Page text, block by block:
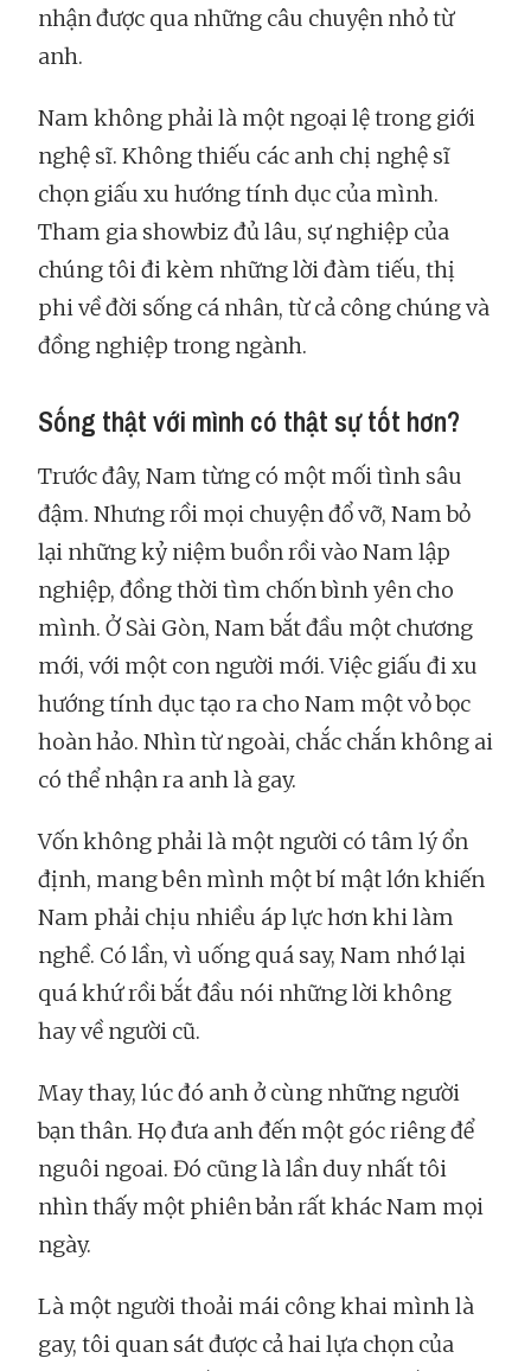
nhận được qua những câu chuyện nhỏ từ
anh.
Nam không phải là một ngoại lệ trong giới
nghệ sĩ. Không thiếu các anh chị nghệ sĩ
chọn giấu xu hướng tính dục của mình.
Tham gia showbiz đủ lâu, sự nghiệp của
chúng tôi đi kèm những lời đàm tiếu, thị
phi về đời sống cá nhân, từ cả công chúng và
đồng nghiệp trong ngành.
Sống thật với mình có thật sự tốt hơn?
Trước đây, Nam từng có một mối tình sâu
đậm. Nhưng rồi mọi chuyện đổ vỡ, Nam bỏ
lại những kỷ niệm buồn rồi vào Nam lập
nghiệp, đồng thời tìm chốn bình yên cho
mình. Ở Sài Gòn, Nam bắt đầu một chương
mới, với một con người mới. Việc giấu đi xu
hướng tính dục tạo ra cho Nam một vỏ bọc
hoàn hảo. Nhìn từ ngoài, chắc chắn không ai
có thể nhận ra anh là gay.
Vốn không phải là một người có tâm lý ổn
định, mang bên mình một bí mật lớn khiến
Nam phải chịu nhiều áp lực hơn khi làm
nghề. Có lần, vì uống quá say, Nam nhớ lại
quá khứ rồi bắt đầu nói những lời không
hay về người cũ.
May thay, lúc đó anh ở cùng những người
bạn thân. Họ đưa anh đến một góc riêng để
nguôi ngoai. Đó cũng là lần duy nhất tôi
nhìn thấy một phiên bản rất khác Nam mọi
ngày.
Là một người thoải mái công khai mình là
gay, tôi quan sát được cả hai lựa chọn của